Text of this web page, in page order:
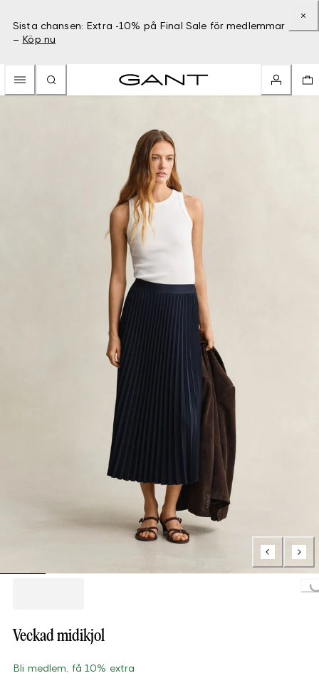
Sista chansen: Extra -10% på Final Sale för medlemmar
– Köp nu
Loading...
Veckad midikjol
Bli medlem, få 10% extra